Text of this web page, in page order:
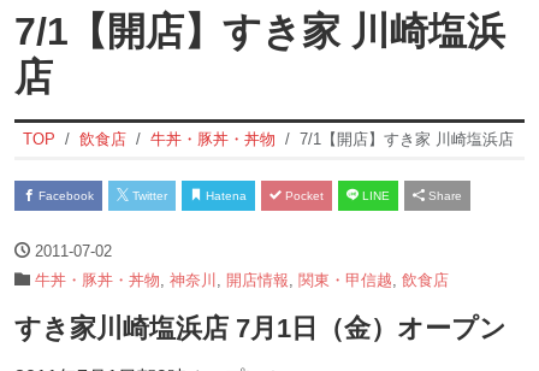
7/1【開店】すき家 川崎塩浜
店
TOP 飲食店 牛丼・豚丼・丼物 7/1【開店】すき家 川崎塩浜店
Facebook Twitter Hatena Pocket LINE Share
2011-07-02
牛丼・豚丼・丼物 神奈川 開店情報 関東・甲信越 飲食店
すき家川崎塩浜店 7月1日（金）オープン